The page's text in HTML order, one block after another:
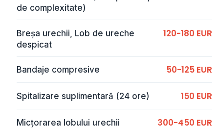
de complexitate)
Breșa urechii, Lob de ureche
despicat
120-180 EUR
Bandaje compresive 50-125 EUR
Spitalizare suplimentară (24 ore) 150 EUR
Micțorarea lobului urechii 300-450 EUR